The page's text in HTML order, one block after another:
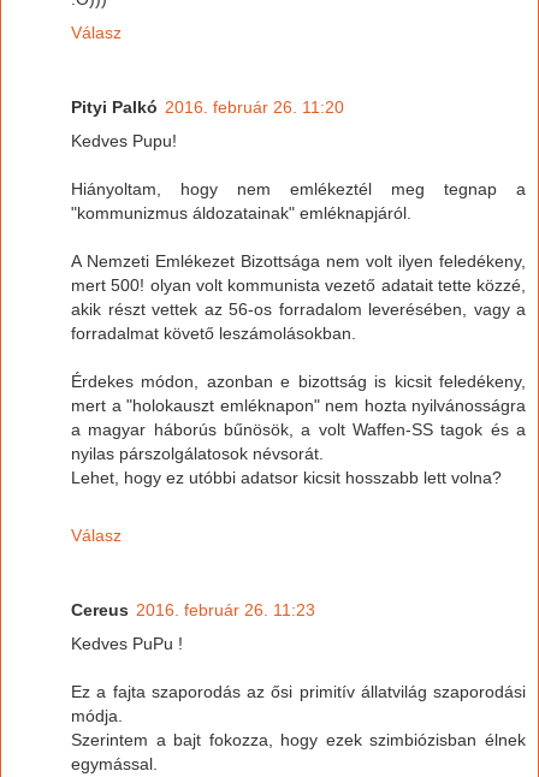
Válasz
Pityi Palkó 2016. február 26. 11:20
Kedves Pupu!
Hiányoltam, hogy nem emlékeztél meg tegnap a
"kommunizmus áldozatainak" emléknapjáról.
A Nemzeti Emlékezet Bizottsága nem volt ilyen feledékeny,
mert 500! olyan volt kommunista vezető adatait tette közzé,
akik részt vettek az 56-os forradalom leverésében, vagy a
forradalmat követő leszámolásokban.
Érdekes módon, azonban e bizottság is kicsit feledékeny,
mert a "holokauszt emléknapon" nem hozta nyilvánosságra
a magyar háborús bűnösök, a volt Waffen-SS tagok és a
nyilas párszolgálatosok névsorát.
Lehet, hogy ez utóbbi adatsor kicsit hosszabb lett volna?
Válasz
Cereus 2016. február 26. 11:23
Kedves PuPu !
Ez a fajta szaporodás az ősi primitív állatvilág szaporodási
módja.
Szerintem a bajt fokozza, hogy ezek szimbiózisban élnek
egymással.